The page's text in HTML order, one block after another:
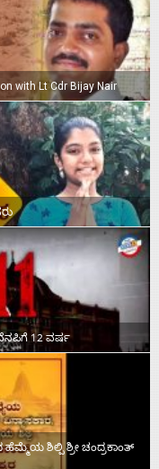
with Lt Cdr Bijay Nair
12 ವರ್ಷ
ಶಿಲ್ಪಿ ಶ್ರೀ ಚಂದ್ರಕಾಂತ್‌